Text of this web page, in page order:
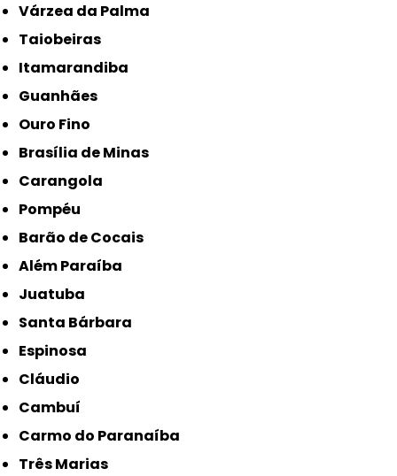
Várzea da Palma
Taiobeiras
Itamarandiba
Guanhães
Ouro Fino
Brasília de Minas
Carangola
Pompéu
Barão de Cocais
Além Paraíba
Juatuba
Santa Bárbara
Espinosa
Cláudio
Cambuí
Carmo do Paranaíba
Três Marias